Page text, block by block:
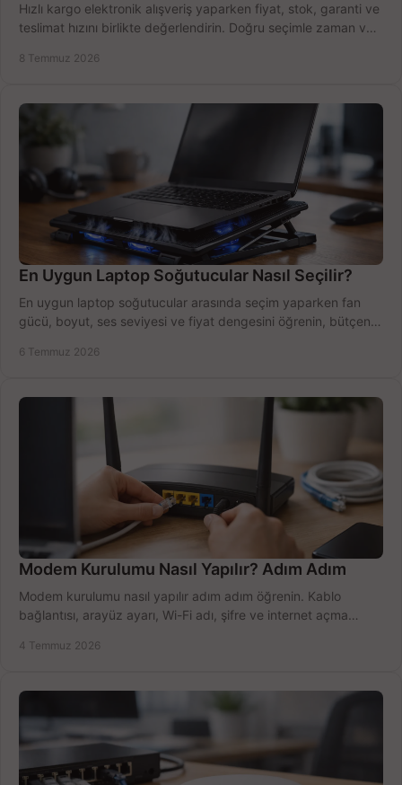
Hızlı kargo elektronik alışveriş yaparken fiyat, stok, garanti ve
teslimat hızını birlikte değerlendirin. Doğru seçimle zaman ve
8 Temmuz 2026
En Uygun Laptop Soğutucular Nasıl Seçilir?
En uygun laptop soğutucular arasında seçim yaparken fan
gücü, boyut, ses seviyesi ve fiyat dengesini öğrenin, bütçenizi
6 Temmuz 2026
Modem Kurulumu Nasıl Yapılır? Adım Adım
Modem kurulumu nasıl yapılır adım adım öğrenin. Kablo
bağlantısı, arayüz ayarı, Wi-Fi adı, şifre ve internet açma
4 Temmuz 2026